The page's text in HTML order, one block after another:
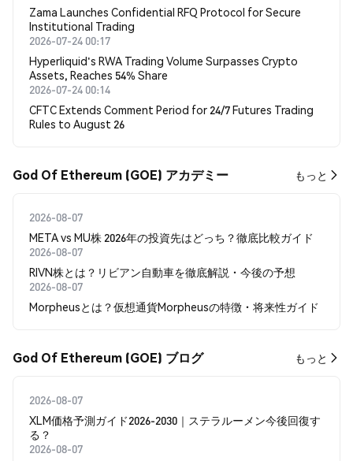
Zama Launches Confidential RFQ Protocol for Secure
Institutional Trading
2026-07-24 00:17
Hyperliquid's RWA Trading Volume Surpasses Crypto
Assets, Reaches 54% Share
2026-07-24 00:14
CFTC Extends Comment Period for 24/7 Futures Trading
Rules to August 26
God Of Ethereum (GOE) アカデミー もっと
2026-08-07
META vs MU株 2026年の投資先はどっち？徹底比較ガイド
2026-08-07
RIVN株とは？リビアン自動車を徹底解説・今後の予想
2026-08-07
Morpheusとは？仮想通貨Morpheusの特徴・将来性ガイド
God Of Ethereum (GOE) ブログ もっと
2026-08-07
XLM価格予測ガイド2026-2030｜ステラルーメン今後回復す
る？
2026-08-07